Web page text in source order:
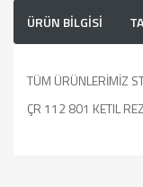
ÜRÜN BİLGİSİ
TÜM ÜRÜNLERİMİZ
ÇR 112 801 KETIL